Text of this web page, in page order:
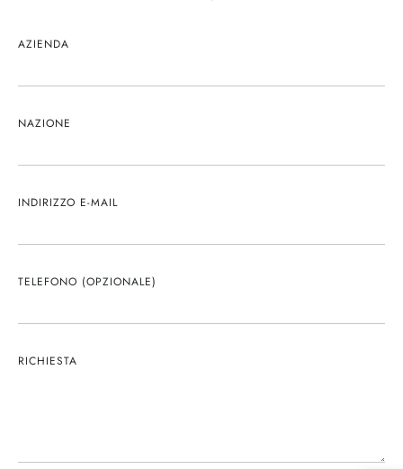
AZIENDA
NAZIONE
INDIRIZZO E-MAIL
TELEFONO (OPZIONALE)
RICHIESTA